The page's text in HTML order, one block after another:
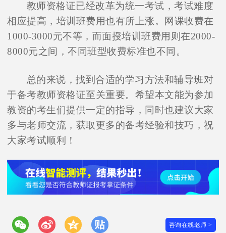
教师资格证已经改革为统一考试，考试难度
相应提高，培训班费用也有所上涨。网课收费在
1000-3000元不等，而面授培训班费用则在2000-
8000元之间，不同班型收费标准也不同。
总的来说，找到合适的学习方法和辅导班对
于备考教师资格证至关重要。希望本文能为参加
教资的考生们提供一定的指导，同时也建议大家
多与老师交流，获取更多的备考经验和技巧，祝
大家考试顺利！
咨询在线老师 >